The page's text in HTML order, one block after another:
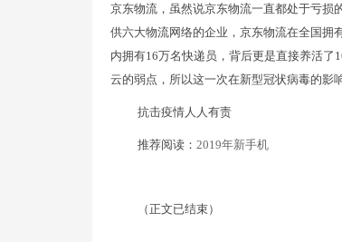
京东物流，虽然说京东物流一直都处于亏损
供六大物流网络的企业，京东物流在全国拥
内拥有16万名快递员，背后更是直接养活
云的弱点，所以这一次在新型冠状病毒的影
抗击疫情人人有责
推荐阅读： 2019年新手机
（正文已结束）